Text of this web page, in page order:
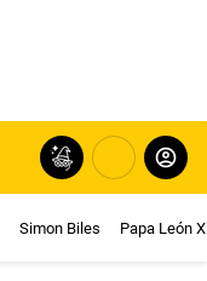
Simon Biles Papa León